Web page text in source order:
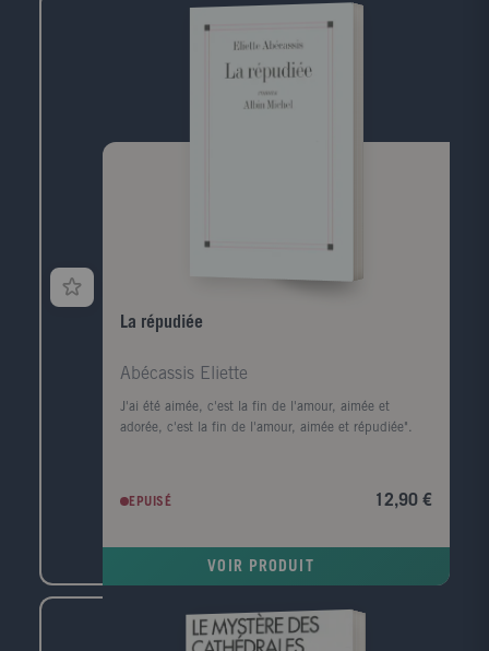
La répudiée
Abécassis Eliette
J'ai été aimée, c'est la fin de l'amour, aimée et
adorée, c'est la fin de l'amour, aimée et répudiée".
EPUISÉ 12,90 €
VOIR PRODUIT